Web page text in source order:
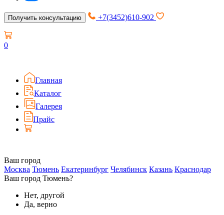
Получить консультацию +7(3452)610-902
0
Главная
Каталог
Галерея
Прайс
Ваш город
Москва Тюмень Екатеринбург Челябинск Казань Краснодар
Ваш город Тюмень?
Нет, другой
Да, верно